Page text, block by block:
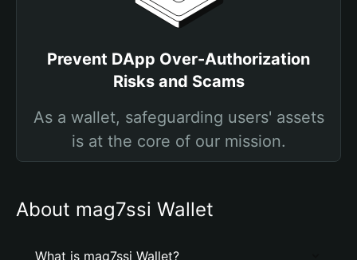
Prevent DApp Over-Authorization
Risks and Scams
As a wallet, safeguarding users' assets
is at the core of our mission.
About mag7ssi Wallet
What is mag7ssi Wallet?